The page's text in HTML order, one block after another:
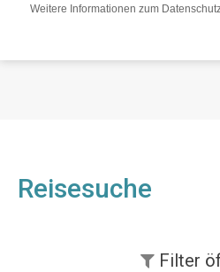
Weitere Informationen zum
Reisesuche
Filter